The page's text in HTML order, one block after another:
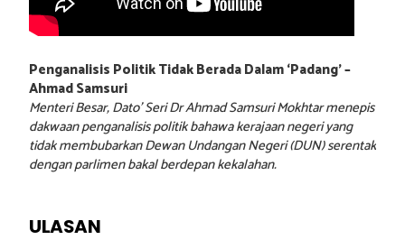
Penganalisis Politik Tidak Berada Dalam ‘Padang’ –
Ahmad Samsuri
Menteri Besar, Dato’ Seri Dr Ahmad Samsuri Mokhtar menepis
dakwaan penganalisis politik bahawa kerajaan negeri yang
tidak membubarkan Dewan Undangan Negeri (DUN) serentak
dengan parlimen bakal berdepan kekalahan.
ULASAN